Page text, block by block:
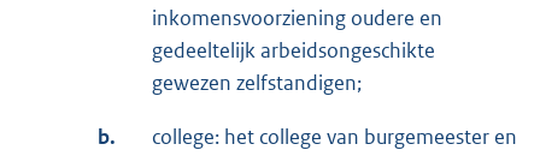
inkomensvoorziening oudere en
gedeeltelijk arbeidsongeschikte
gewezen zelfstandigen;
b.
college: het college van burgemeester en